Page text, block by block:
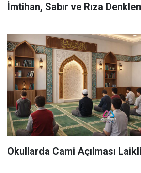
İmtihan, Sabır ve Rıza
Okullarda Cami Açılması